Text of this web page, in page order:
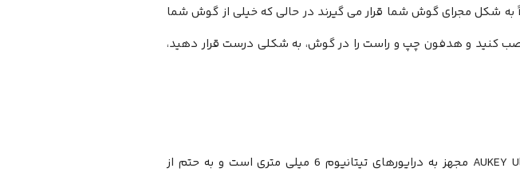
به شکل مجرای گوش شما قرار می گیرند در حالی که خیلی از گوش شما
نصب کنید و هدفون چپ و راست را در گوش، به شکلی درست قرار دهید،
هدفون بی سیم AUKEY Ultra COMPACT EP-T25 TWS مجهز به درایورهای تیتانیوم 6 میلی متری است و به حتم از